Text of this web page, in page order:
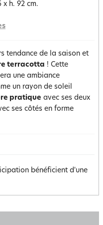
x h. 92 cm.
tendance de la saison et
terracotta ! Cette
une ambiance
un rayon de soleil
pratique avec ses deux
ses côtés en forme
bénéficient d'une